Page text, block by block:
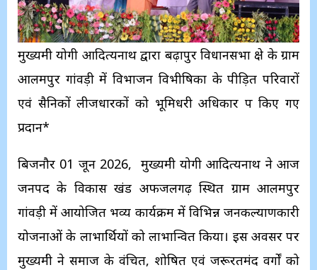
मुख्यमंत्री योगी आदित्यनाथ द्वारा बढ़ापुर विधानसभा क्षेत्र के ग्राम
आलमपुर गांवड़ी में विभाजन विभीषिका के पीड़ित परिवारों
एवं सैनिकों लीजधारकों को भूमिधरी अधिकार पत्र किए गए
प्रदान*
बिजनौर 01 जून 2026, मुख्यमंत्री योगी आदित्यनाथ ने आज
जनपद के विकास खंड अफजलगढ़ स्थित ग्राम आलमपुर
गांवड़ी में आयोजित भव्य कार्यक्रम में विभिन्न जनकल्याणकारी
योजनाओं के लाभार्थियों को लाभान्वित किया। इस अवसर पर
मुख्यमंत्री ने समाज के वंचित, शोषित एवं जरूरतमंद वर्गों को